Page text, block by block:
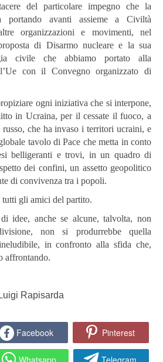
del particolare impegno che la
portando avanti assieme a Civiltà
organizzazioni e movimenti, nel
di Disarmo nucleare e la sua
civile che abbiamo portato alla
con il Convegno organizzato di
ogni iniziativa che si interpone,
in Ucraina, per il cessate il fuoco, a
russo, che ha invaso i territori ucraini, e
tavolo di Pace che metta in conto
belligeranti e trovi, in un quadro di
dei confini, un assetto geopolitico
di convivenza tra i popoli.
tutti gli amici del partito.
idee, anche se alcune, talvolta, non
non si produrrebbe quella
in confronto alla sfida che,
affrontando.
Luigi Rapisarda
Facebook Pinterest
Whatsapp Telegram